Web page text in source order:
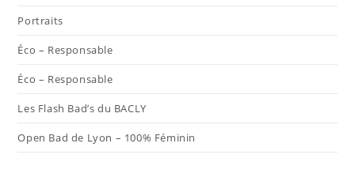
Portraits
Éco – Responsable
Éco – Responsable
Les Flash Bad’s du BACLY
Open Bad de Lyon – 100% Féminin